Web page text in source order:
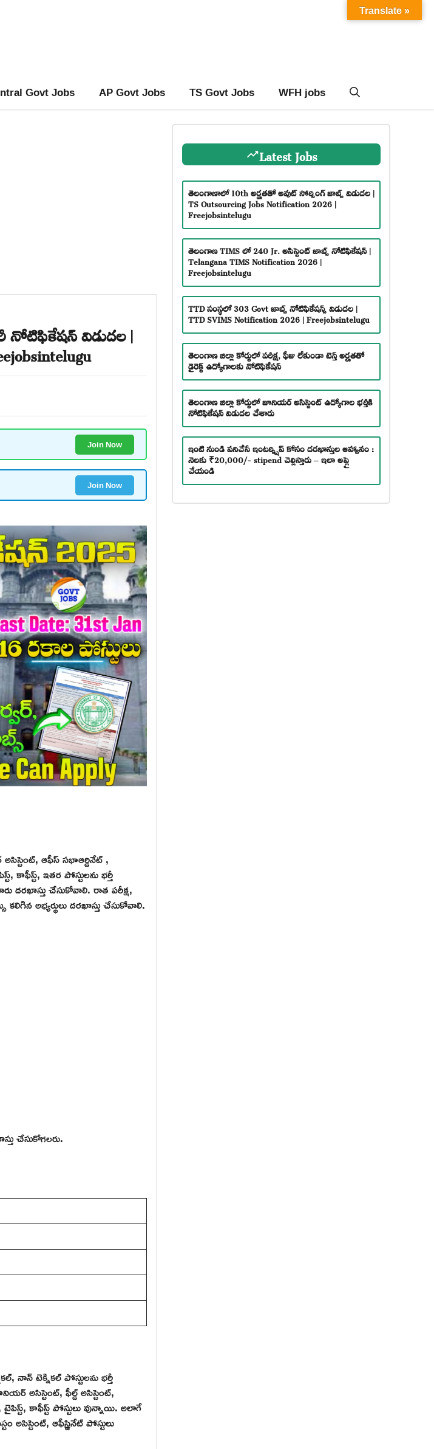
Govt Jobs AP Govt Jobs TS Govt Jobs WFH jobs
నోటిఫికేషన్ విడుదల |
Join Now
Join Now
ఆఫీస్ సభాఆర్డినేట్ ,
కాఫీస్ట్, ఇతర పోస్టులను భర్తీ
దరఖాస్తు చేసుకోవాలి. రాత పరీక్ష,
అభ్యర్థులు దరఖాస్తు చేసుకోవాలి.
చేసుకోగలరు.
నాన్ టెక్నికల్ పోస్టులను భర్తీ
అసిస్టెంట్, ఫీల్డ్ అసిస్టెంట్,
టైపిస్ట్, కాఫీస్ట్ పోస్టులు వున్నాయి. అలాగే
అసిస్టెంట్, ఆఫీస్ర్డినేట్ పోస్టులు
Latest Jobs
తెలంగాణాలో 10th అర్హతతో అవుట్ సోర్సింగ్ జాబ్స్ విడుదల |
TS Outsourcing Jobs Notification 2026 |
Freejobsintelugu
తెలంగాణ TIMS లో 240 Jr. అసిస్టెంట్ జాబ్స్ నోటిఫికేషన్ |
Telangana TIMS Notification 2026 |
Freejobsintelugu
TTD సంస్థలో 303 Govt జాబ్స్ నోటిఫికేషన్స్ విడుదల |
TTD SVIMS Notification 2026 | Freejobsintelugu
తెలంగాణ జిల్లా కోర్టులో పరీక్ష, ఫీజు లేకుండా టెన్త్ అర్హతతో
డైరెక్ట్ ఉద్యోగాలకు నోటిఫికేషన్
తెలంగాణ జిల్లా కోర్టులో జూనియర్ అసిస్టెంట్ ఉద్యోగాల భర్తీకి
నోటిఫికేషన్ విడుదల చేశారు
ఇంటి నుండి పనిచేసే ఇంటర్న్షిప్ కోసం దరఖాస్తుల ఆహ్వానం :
నెలకు ₹20,000/- stipend చెల్లిస్తారు – ఇలా అప్లై
చేయండి
Translate »